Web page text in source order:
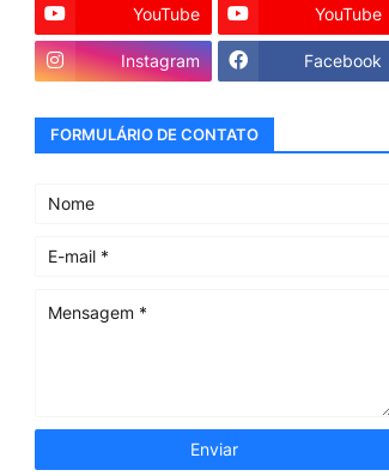
YouTube YouTube
Instagram Facebook
FORMULÁRIO DE CONTATO